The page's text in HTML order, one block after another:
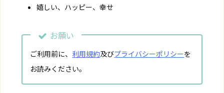
嬉しい、ハッピー、幸せ
お願い
ご利用前に、 利用規約及びプライバシーポリシーを
お読みください。